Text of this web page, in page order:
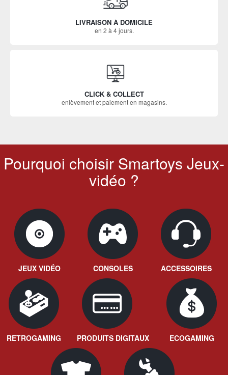
LIVRAISON À DOMICILE
en 2 à 4 jours.
CLICK & COLLECT
enlèvement et paiement en magasins.
Pourquoi choisir Smartoys Jeux-
vidéo ?
JEUX VIDÉO CONSOLES ACCESSOIRES
RETROGAMING PRODUITS DIGITAUX ECOGAMING